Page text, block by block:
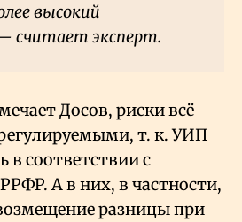
высокий
считает эксперт.
Досов, риски всё
т. к. УИП
соответствии с
А в них, в частности,
разницы при